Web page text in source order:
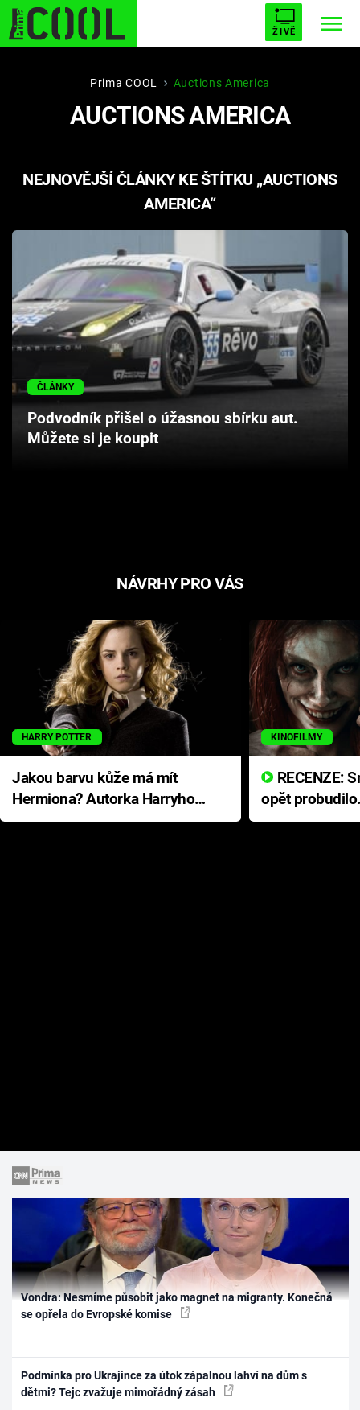
ŽIVĚ
STARHOUSE BUFFY, PŘEMOŽITELKA UPÍRŮ
PLNEJ KOTEL AVENGERS 5
Seriály
Hry
Cool Esport
Pořady
Prima COOL Auctions America
AUCTIONS AMERICA
NEJNOVĚJŠÍ ČLÁNKY KE ŠTÍTKU „AUCTIONS
AMERICA“
ČLÁNKY
Podvodník přišel o úžasnou sbírku aut.
Můžete si je koupit
NÁVRHY PRO VÁS
HARRY POTTER
Jakou barvu kůže má mít
Hermiona? Autorka Harryho
Pottera přišla s ráznou
KINOFILMY
opět
přichází s
Vondra: Nesmíme působit jako magnet na migranty. Konečná
se opřela do Evropské komise
Podmínka pro Ukrajince za útok zápalnou lahví na dům s
dětmi? Tejc zvažuje mimořádný zásah